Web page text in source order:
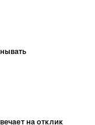
на отклик